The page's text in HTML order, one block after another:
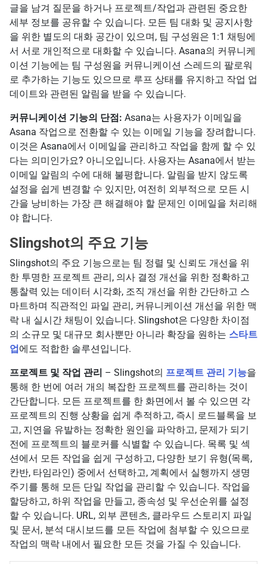
글을 남겨 질문을 하거나 프로젝트/작업과 관련된 중요한
세부 정보를 공유할 수 있습니다. 모든 팀 대화 및 공지사항
을 위한 별도의 대화 공간이 있으며, 팀 구성원은 1:1 채팅에
서 서로 개인적으로 대화할 수 있습니다. Asana의 커뮤니케
이션 기능에는 팀 구성원을 커뮤니케이션 스레드의 팔로워
로 추가하는 기능도 있으므로 루프 상태를 유지하고 작업 업
데이트와 관련된 알림을 받을 수 있습니다.
커뮤니케이션 기능의 단점: Asana는 사용자가 이메일을
Asana 작업으로 전환할 수 있는 이메일 기능을 장려합니다.
이것은 Asana에서 이메일을 관리하고 작업을 함께 할 수 있
다는 의미인가요? 아니오입니다. 사용자는 Asana에서 받는
이메일 알림의 수에 대해 불평합니다. 알림을 받지 않도록
설정을 쉽게 변경할 수 있지만, 여전히 외부적으로 모든 시
간을 낭비하는 가장 큰 해결해야 할 문제인 이메일을 처리해
야 합니다.
Slingshot의 주요 기능
Slingshot의 주요 기능으로는 팀 정렬 및 신뢰도 개선을 위
한 투명한 프로젝트 관리, 의사 결정 개선을 위한 정확하고
통찰력 있는 데이터 시각화, 조직 개선을 위한 간단하고 스
마트하며 직관적인 파일 관리, 커뮤니케이션 개선을 위한 맥
락 내 실시간 채팅이 있습니다. Slingshot은 다양한 차이점
의 소규모 및 대규모 회사뿐만 아니라 확장을 원하는 스타트
업에도 적합한 솔루션입니다.
프로젝트 및 작업 관리 – Slingshot의 프로젝트 관리 기능을
통해 한 번에 여러 개의 복잡한 프로젝트를 관리하는 것이
간단합니다. 모든 프로젝트를 한 화면에서 볼 수 있으면 각
프로젝트의 진행 상황을 쉽게 추적하고, 즉시 로드블록을 보
고, 지연을 유발하는 정확한 원인을 파악하고, 문제가 되기
전에 프로젝트의 블로커를 식별할 수 있습니다. 목록 및 섹
션에서 모든 작업을 쉽게 구성하고, 다양한 보기 유형(목록,
칸반, 타임라인) 중에서 선택하고, 계획에서 실행까지 생명
주기를 통해 모든 단일 작업을 관리할 수 있습니다. 작업을
할당하고, 하위 작업을 만들고, 종속성 및 우선순위를 설정
할 수 있습니다. URL, 외부 콘텐츠, 클라우드 스토리지 파일
및 문서, 분석 대시보드를 모든 작업에 첨부할 수 있으므로
작업의 맥락 내에서 필요한 모든 것을 가질 수 있습니다.